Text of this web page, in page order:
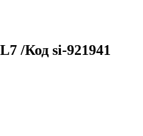
/Код si-921941